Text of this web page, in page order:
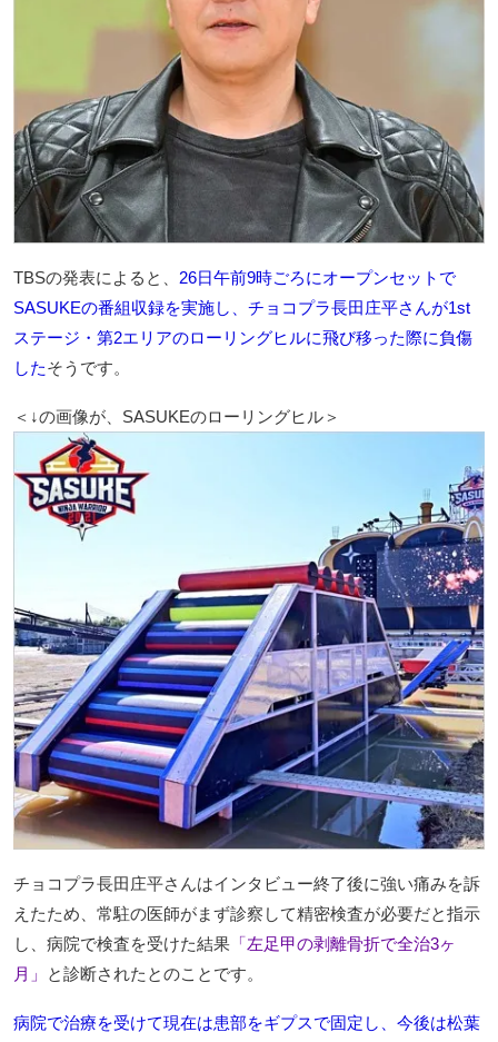
TBSの発表によると、 26日午前9時ごろにオープンセットで
SASUKEの番組収録を実施し、チョコプラ長田庄平さんが1st
ステージ・第2エリアのローリングヒルに飛び移った際に負傷
したそうです。
＜↓の画像が、SASUKEのローリングヒル＞
チョコプラ長田庄平さんはインタビュー終了後に強い痛みを訴
えたため、常駐の医師がまず診察して精密検査が必要だと指示
し、病院で検査を受けた結果 「左足甲の剥離骨折で全治3ヶ
月」
と診断されたとのことです。
病院で治療を受けて現在は患部をギプスで固定し、今後は松葉